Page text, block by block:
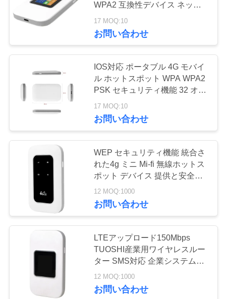
管
連
さ
5G WiFiのルーター
5G 屋外 CPE
4G LTE屋外CPEの
ルーター
WPA2 互換性デバイス ネット
ワーク アクセス と ワイヤレス
性能 を 提供 商用
17 MOQ:10
お問い合わせ
IOS対応 ポータブル 4G モバイ
ル ホットスポット WPA WPA2
PSK セキュリティ機能 32 オン
ス重さ 急速な接続を確保
17 MOQ:10
お問い合わせ
WEP セキュリティ機能 統合さ
れた4g ミニ Mi-fi 無線ホットス
ポット デバイス 提供と安全な
無線インターネット接続
12 MOQ:1000
お問い合わせ
LTEアップロード150Mbps
TUOSHI産業用ワイヤレスルー
ター SMS対応 企業システム向
け安定データ伝送
12 MOQ:1000
お問い合わせ